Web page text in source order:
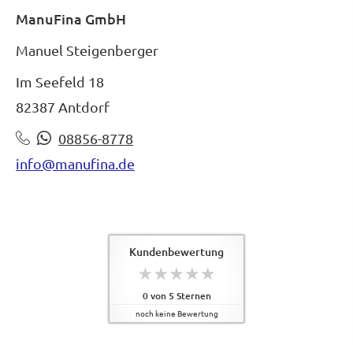
ManuFina GmbH
Manuel Steigenberger
Im Seefeld 18
82387 Antdorf
08856-8778
info@manufina.de
Kundenbewertung
0von5 Sternen
noch keine Bewertung